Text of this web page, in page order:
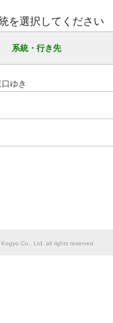
を選択してください
系統・行き先
ゆき
Co., Ltd. all rights reserved.